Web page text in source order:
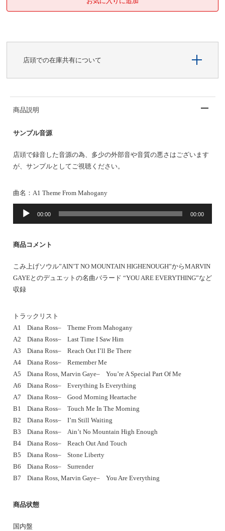
店頭での在庫共有について
商品説明
サンプル音源
店頭で録音した音源の為、多少の外部音や音質の悪さはございます
が、サンプルとしてご視聴ください。
曲名： A1 Theme From Mahogany
音
ー
00:00 00:00
商品コメント
こみ上げソウル”AIN’T NO MOUNTAIN HIGHENOUGH”からMARVIN
GAYEとのデュエットの名曲バラード “YOU ARE EVERYTHING”など
収録
トラックリスト
A1 Diana Ross– Theme From Mahogany
A2 Diana Ross– Last Time I Saw Him
A3 Diana Ross– Reach Out I’ll Be There
A4 Diana Ross– Remember Me
A5 Diana Ross, Marvin Gaye– You’re A Special Part Of Me
A6 Diana Ross– Everything Is Everything
A7 Diana Ross– Good Morning Heartache
B1 Diana Ross– Touch Me In The Morning
B2 Diana Ross– I’m Still Waiting
B3 Diana Ross– Ain’t No Mountain High Enough
B4 Diana Ross– Reach Out And Touch
B5 Diana Ross– Stone Liberty
B6 Diana Ross– Surrender
B7 Diana Ross, Marvin Gaye– You Are Everything
商品状態
国内盤